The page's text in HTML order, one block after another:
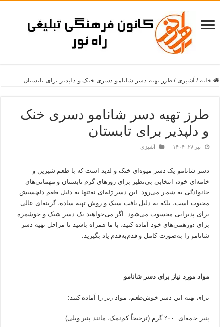
خانه / آشپزی / طرز تهیه دسر شانامو دسری خنک و دلپذیر برای تابستان
طرز تهیه دسر شانامو دسری خنک
و دلپذیر برای تابستان
تیر ۲۸, ۱۴۰۴ آشپزی
دسر شانامو یک دسر میوه‌ای خنک و لذیذ است که با طعم شیرین و
خامه‌ای خود، انتخابی بی‌نظیر برای روزهای گرم تابستان و مهمانی‌های
خانوادگی به شمار می‌رود. این دسر ژله‌ای نه‌تنها به دلیل طعم دلچسبش
محبوب است، بلکه به دلیل بافت سبک و روش تهیه ساده، گزینه‌ای عالی
برای پذیرایی محسوب می‌شود. اگر می‌خواهید یک دسر شیک و خوشمزه
برای دورهمی‌های خود آماده کنید، با ما همراه باشید تا مراحل تهیه دسر
شانامو را به‌صورت کامل و قدم‌به‌قدم یاد بگیرید.
مواد مورد نیاز برای دسر شانامو
برای تهیه این دسر خوش‌طعم، مواد زیر را آماده کنید:
پنیر خامه‌ای: ۲۰۰ گرم (ترجیحاً کم‌نمک، مانند پنیر ویلی)